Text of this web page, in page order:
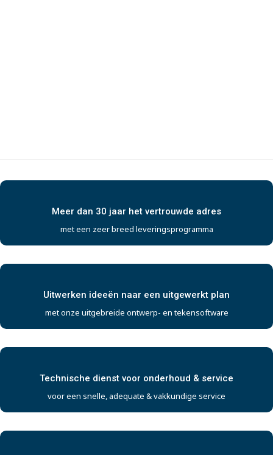
Meer dan 30 jaar het vertrouwde adres
met een zeer breed leveringsprogramma
Uitwerken ideeën naar een uitgewerkt plan
met onze uitgebreide ontwerp- en tekensoftware
Technische dienst voor onderhoud & service
voor een snelle, adequate & vakkundige service